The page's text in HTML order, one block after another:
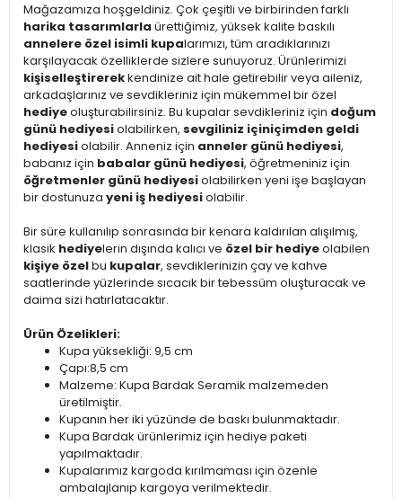
Mağazamıza hoşgeldiniz. Çok çeşitli ve birbirinden farklı
harika tasarımlarla ürettiğimiz, yüksek kalite baskılı
annelere özel isimli kupalarımızı, tüm aradıklarınızı
karşılayacak özelliklerde sizlere sunuyoruz. Ürünlerimizi
kişiselleştirerekkendinize ait hale getirebilir veya aileniz,
arkadaşlarınız ve sevdikleriniz için mükemmel bir özel
hediyeoluşturabilirsiniz. Bu kupalar sevdikleriniz için doğum
günü hediyesiolabilirken, sevgiliniz içiniçimden geldi
hediyesiolabilir. Anneniz için anneler günü hediyesi,
babanız için babalar günü hediyesi, öğretmeniniz için
öğretmenler günü hediyesiolabilirken yeni işe başlayan
bir dostunuza yeni iş hediyesiolabilir.
Bir süre kullanılıp sonrasında bir kenara kaldırılan alışılmış,
klasik hediyelerin dışında kalıcı ve özel bir hediyeolabilen
kişiye özelbu kupalar, sevdiklerinizin çay ve kahve
saatlerinde yüzlerinde sıcacık bir tebessüm oluşturacak ve
daima sizi hatırlatacaktır.
Ürün Özelikleri:
Kupa yüksekliği: 9,5 cm
Çapı:8,5 cm
Malzeme: Kupa Bardak Seramik malzemeden
üretilmiştir.
Kupanın her iki yüzünde de baskı bulunmaktadır.
Kupa Bardak ürünlerimiz için hediye paketi
yapılmaktadır.
Kupalarımız kargoda kırılmaması için özenle
ambalajlanıp kargoya verilmektedir.